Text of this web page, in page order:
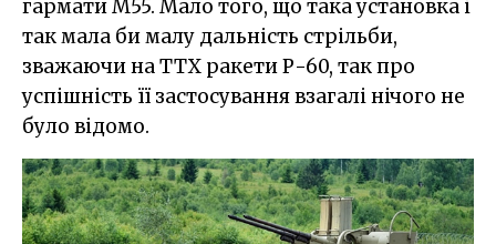
гармати M55. Мало того, що така установка і
так мала би малу дальність стрільби,
зважаючи на ТТХ ракети Р-60, так про
успішність її застосування взагалі нічого не
було відомо.